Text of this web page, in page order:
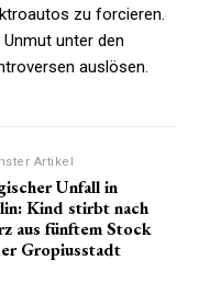
zu forcieren.
unter den
auslösen.
Artikel
Unfall in
Kind stirbt nach
aus fünftem Stock
Gropiusstadt